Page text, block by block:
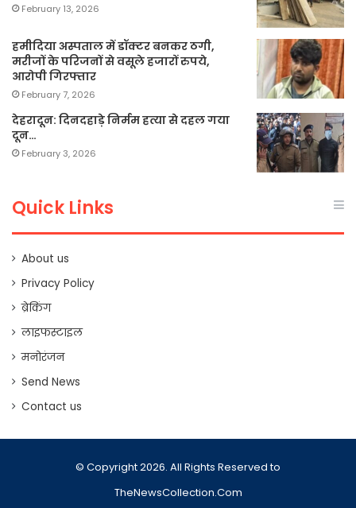
February 13, 2026
हमीदिया अस्पताल में डॉक्टर बनकर ठगी,
मरीजों के परिजनों से वसूले हजारों रुपये,
आरोपी गिरफ्तार
February 7, 2026
देहरादून: दिनदहाड़े निर्मम हत्या से दहल गया
दून…
February 3, 2026
Quick Links
About us
Privacy Policy
ब्रेकिंग
लाइफस्टाइल
मनोरंजन
Send News
Contact us
© Copyright 2026. All Rights Reserved to
TheNewsCollection.Com